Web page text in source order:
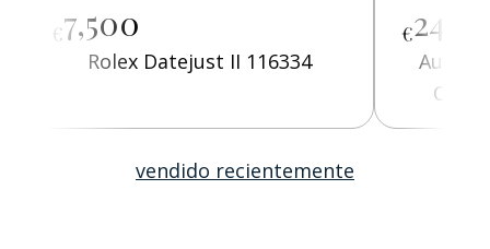
€7,500
Rolex Datejust II 116334
€
vendido recientemente